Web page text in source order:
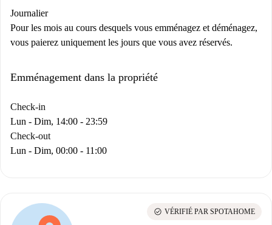
Journalier
Pour les mois au cours desquels vous emménagez et déménagez,
vous paierez uniquement les jours que vous avez réservés.
Emménagement dans la propriété
Check-in
Lun - Dim, 14:00 - 23:59
Check-out
Lun - Dim, 00:00 - 11:00
check_circle VÉRIFIÉ PAR SPOTAHOME